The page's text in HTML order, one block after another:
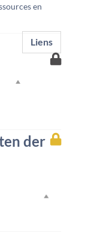
en
Liens
Accès
à
der
Accès
à